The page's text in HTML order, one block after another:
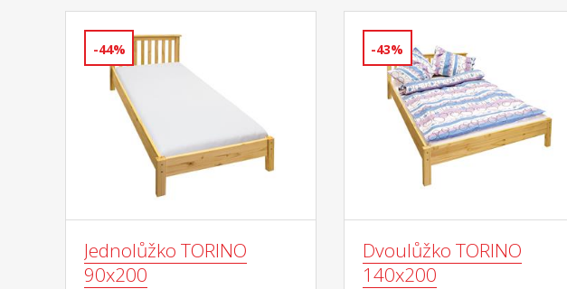
-44%
Jednolůžko TORINO
90x200
-43%
Dvoulůžko TORINO
140x200